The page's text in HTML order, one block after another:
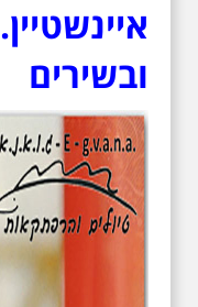
ובשירים